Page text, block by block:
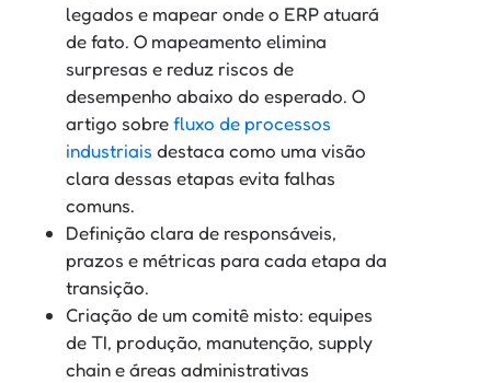
legados e mapear onde o ERP atuará
de fato. O mapeamento elimina
surpresas e reduz riscos de
desempenho abaixo do esperado. O
artigo sobrefluxo de processos
industriais destaca como uma visão
clara dessas etapas evita falhas
comuns.
Definição clara de responsáveis,
prazos e métricas para cada etapa da
transição.
Criação de um comitê misto: equipes
de TI, produção, manutenção, supply
chain e áreas administrativas